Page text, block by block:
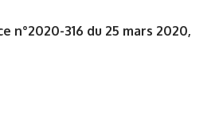
n°2020-316 du 25 mars 2020,